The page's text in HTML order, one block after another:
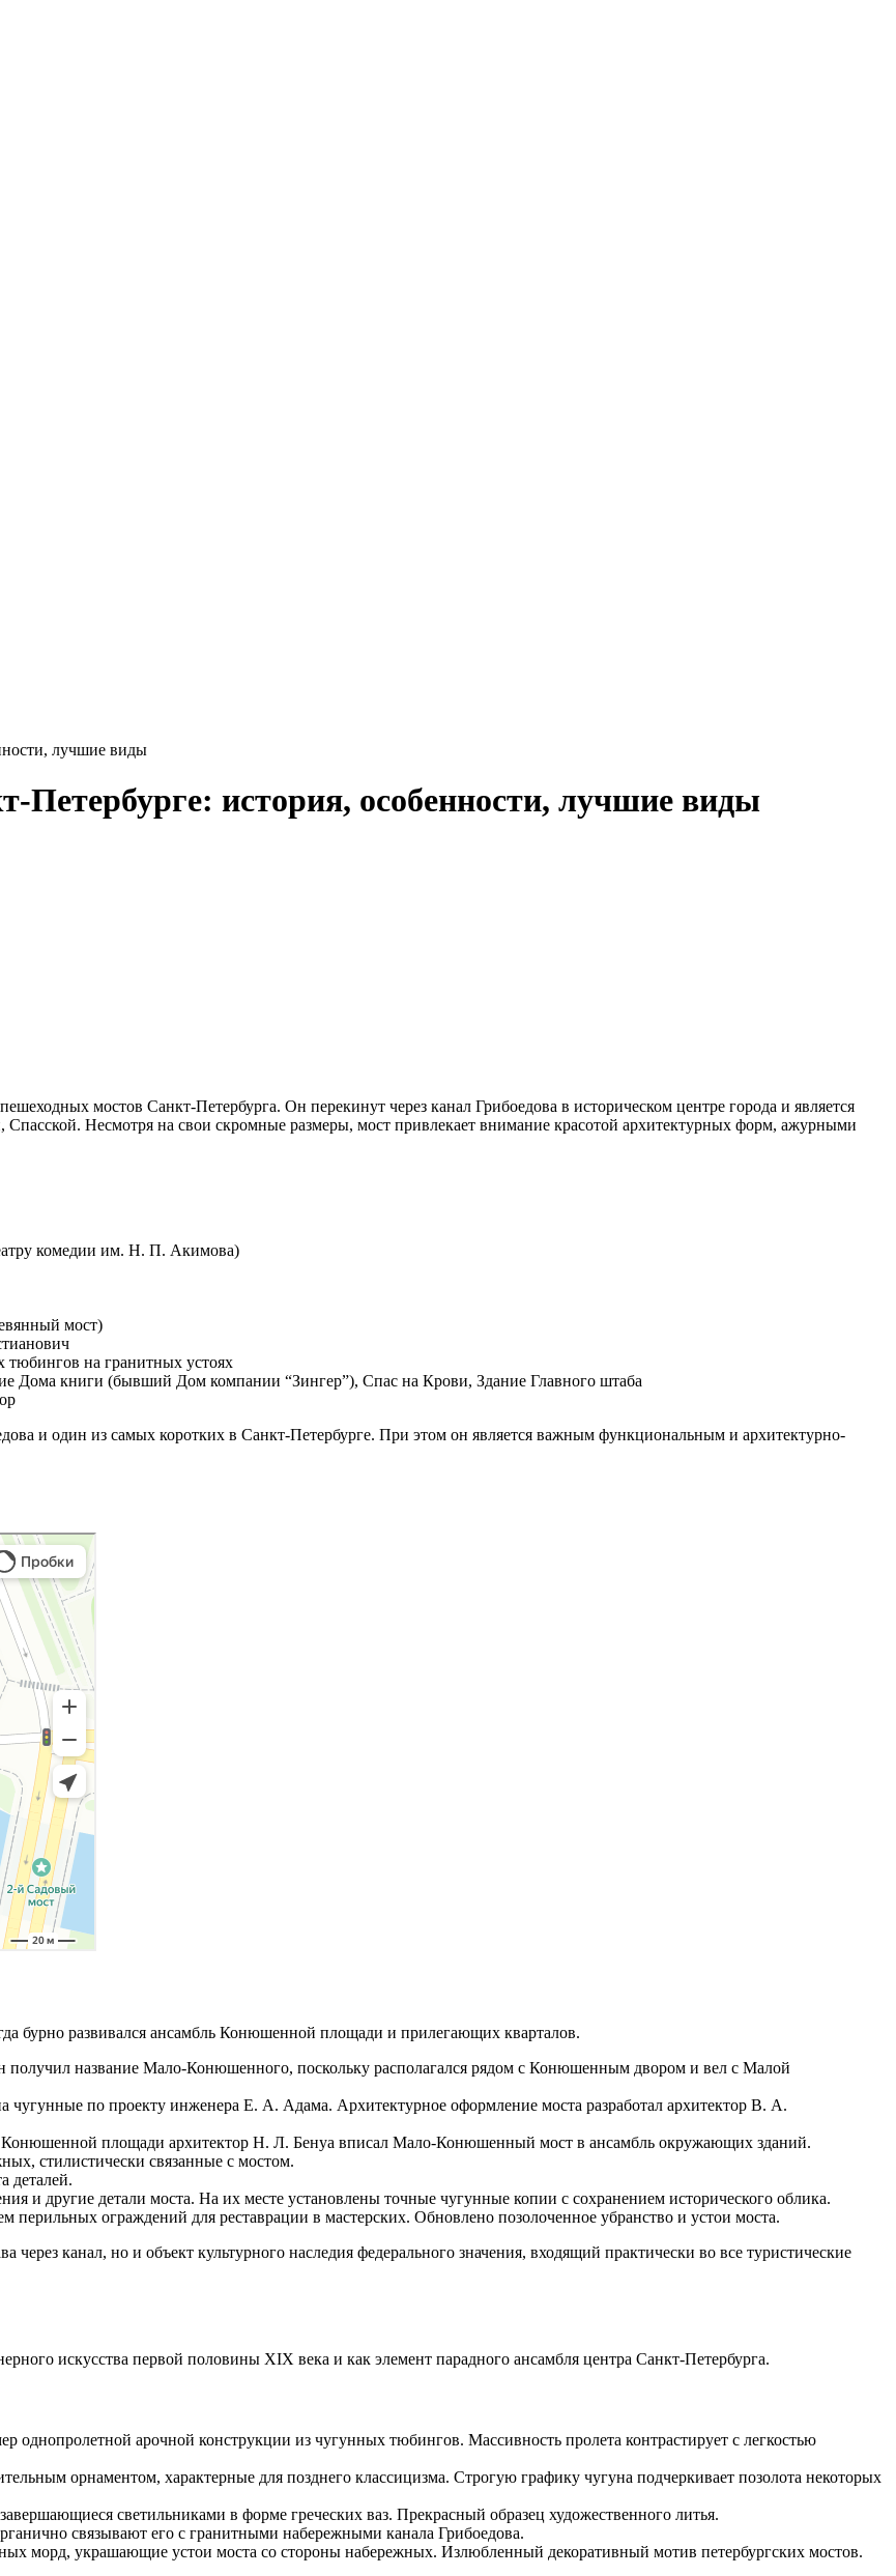
лучшие виды
история, особенности, лучшие виды
мостов Санкт-Петербурга. Он перекинут через канал Грибоедова в историческом центре города и является
Несмотря на свои скромные размеры, мост привлекает внимание красотой архитектурных форм, ажурными
комедии им. Н. П. Акимова)
мост)
на гранитных устоях
Дома книги (бывший Дом компании “Зингер”), Спас на Крови, Здание Главного штаба
и один из самых коротких в Санкт-Петербурге. При этом он является важным функциональным и архитектурно-
бурно развивался ансамбль Конюшенной площади и прилегающих кварталов.
получил название Мало-Конюшенного, поскольку располагался рядом с Конюшенным двором и вел с Малой
чугунные по проекту инженера Е. А. Адама. Архитектурное оформление моста разработал архитектор В. А.
Конюшенной площади архитектор Н. Л. Бенуа вписал Мало-Конюшенный мост в ансамбль окружающих зданий.
стилистически связанные с мостом.
деталей.
и другие детали моста. На их месте установлены точные чугунные копии с сохранением исторического облика.
перильных ограждений для реставрации в мастерских. Обновлено позолоченное убранство и устои моста.
канал, но и объект культурного наследия федерального значения, входящий практически во все туристические
искусства первой половины XIX века и как элемент парадного ансамбля центра Санкт-Петербурга.
однопролетной арочной конструкции из чугунных тюбингов. Массивность пролета контрастирует с легкостью
орнаментом, характерные для позднего классицизма. Строгую графику чугуна подчеркивает позолота некоторых
светильниками в форме греческих ваз. Прекрасный образец художественного литья.
связывают его с гранитными набережными канала Грибоедова.
морд, украшающие устои моста со стороны набережных. Излюбленный декоративный мотив петербургских мостов.